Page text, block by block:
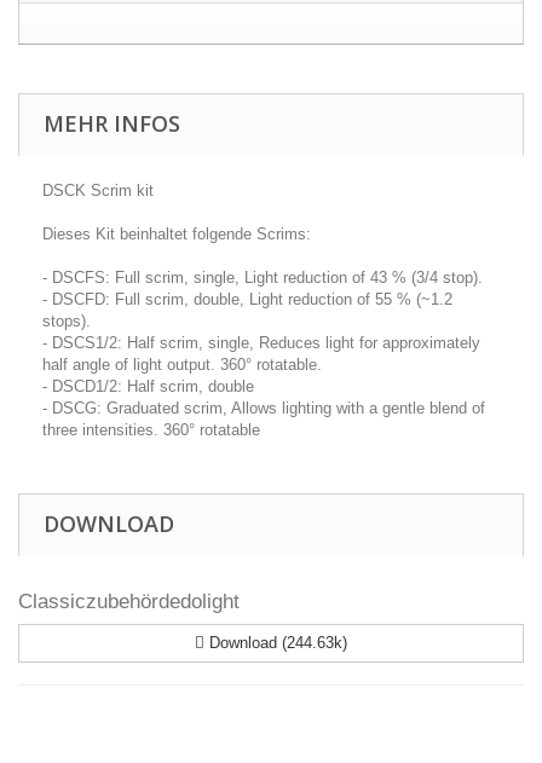
MEHR INFOS
DSCK Scrim kit
Dieses Kit beinhaltet folgende Scrims:
- DSCFS: Full scrim, single, Light reduction of 43 % (3/4 stop).
- DSCFD: Full scrim, double, Light reduction of 55 % (~1.2
stops).
- DSCS1/2: Half scrim, single, Reduces light for approximately
half angle of light output. 360° rotatable.
- DSCD1/2: Half scrim, double
- DSCG: Graduated scrim, Allows lighting with a gentle blend of
three intensities. 360° rotatable
DOWNLOAD
Classiczubehördedolight
Download (244.63k)